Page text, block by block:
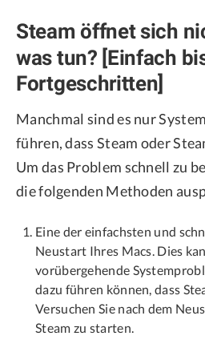
Steam öffnet sich
was tun? [Einfach
Fortgeschritten]
Manchmal sind es nur
führen, dass Steam oder
Um das Problem schnell zu
die folgenden Methoden
Eine der einfachsten und
Neustart Ihres Macs. Dies
vorübergehende
dazu führen können, dass
Versuchen Sie nach dem
Steam zu starten.